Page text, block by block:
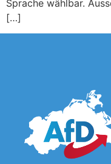
Sprache wählbar.
[…]